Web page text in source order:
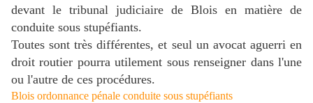
devant le tribunal judiciaire de Blois en matière de
conduite sous stupéfiants.
Toutes sont très différentes, et seul un avocat aguerri en
droit routier pourra utilement sous renseigner dans l'une
ou l'autre de ces procédures.
Blois ordonnance pénale conduite sous stupéfiants